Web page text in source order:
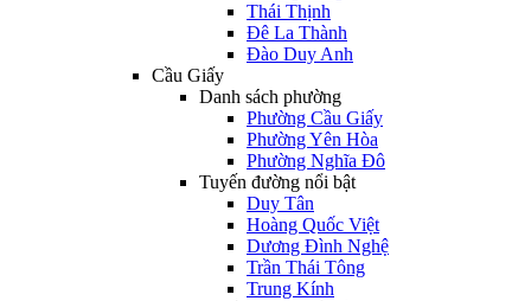
Thái Thịnh
Đê La Thành
Đào Duy Anh
Cầu Giấy
Danh sách phường
Phường Cầu Giấy
Phường Yên Hòa
Phường Nghĩa Đô
Tuyến đường nổi bật
Duy Tân
Hoàng Quốc Việt
Dương Đình Nghệ
Trần Thái Tông
Trung Kính